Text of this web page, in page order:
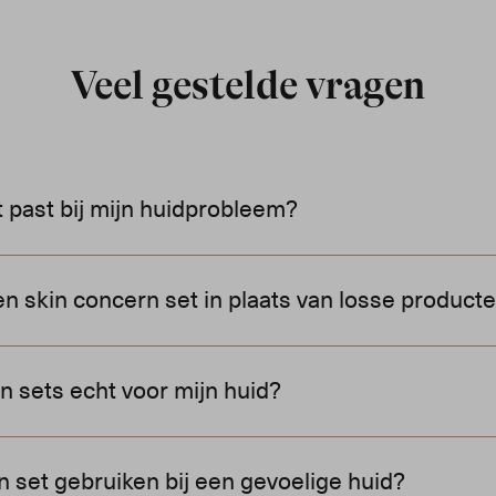
Veel gestelde vragen
bij mijn huidprobleem?
huidprobleem doelgericht aan te pakken.
skin concern set in plaats van losse
effectief en in balans is.
sets echt voor mijn huid?
zichtbaar resultaat.
set gebruiken bij een gevoelige huid?